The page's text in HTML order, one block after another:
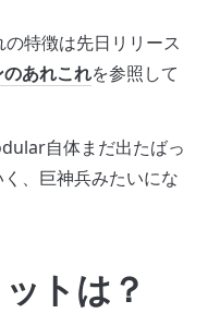
特徴は先日リリース
あれこれを参照して
自体まだ出たばっ
、巨神兵みたいにな
トは？